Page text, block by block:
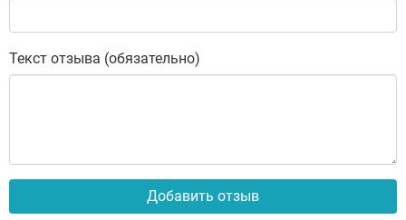
Текст отзыва (обязательно)
Добавить отзыв